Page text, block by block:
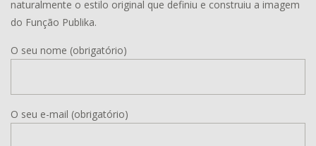
naturalmente o estilo original que definiu e construiu a imagem
do Função Publika.
O seu nome (obrigatório)
O seu e-mail (obrigatório)